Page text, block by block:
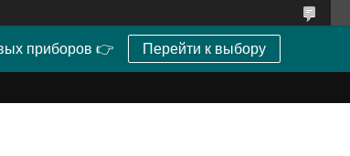
приборов 👉 Перейти к выбору